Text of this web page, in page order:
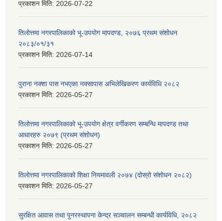
प्रकाशन मिति: 2026-07-22
तिलोत्तमा नगरपालिकाको भू-उपयोग मापदण्ड, २०७६ प्रथम संशोधन
२०८३/०१/३१
प्रकाशन मिति: 2026-07-14
पुराना नक्शा पास नभएका नक्सापास अभिलेखिकरण कार्यविधि २०८२
प्रकाशन मिति: 2026-05-27
तिलोत्तमा नगरपालिकाको भू-उपयोग क्षेत्र वर्गीकरण सम्बन्धि मापदण्ड तथा
आधारहरु २०७९ (प्रथम संशोधन)
प्रकाशन मिति: 2026-05-27
तिलोत्तमा नगरपालिकाको शिक्षा नियमावली २०७४ (दोस्रो संशोधन २०८२)
प्रकाशन मिति: 2026-05-27
सुरक्षित आवास तथा पुनरस्थापना केन्द्र सञ्चालन सम्बन्धी कार्यविधि, २०८२